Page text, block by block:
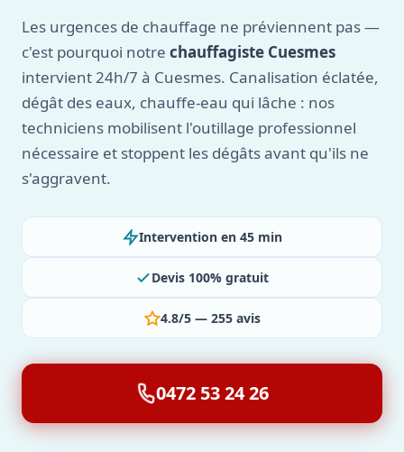
Les urgences de chauffage ne préviennent pas —
c'est pourquoi notre chauffagiste Cuesmes
intervient 24h/7 à Cuesmes. Canalisation éclatée,
dégât des eaux, chauffe-eau qui lâche : nos
techniciens mobilisent l'outillage professionnel
nécessaire et stoppent les dégâts avant qu'ils ne
s'aggravent.
Intervention en 45 min
Devis 100% gratuit
4.8/5 — 255 avis
0472 53 24 26